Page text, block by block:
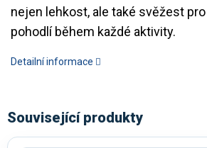
nejen lehkost, ale také svěžest
pohodlí během každé aktivity.
Detailní informace
Související produkty